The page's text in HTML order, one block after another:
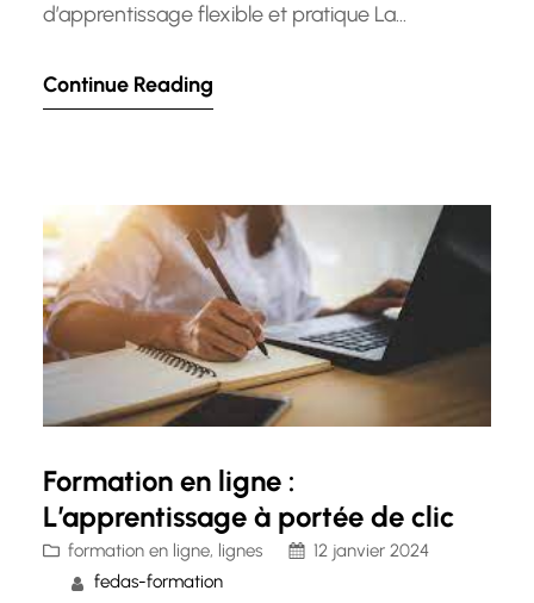
d’apprentissage flexible et pratique La
toute entreprise, mais il peut parfois être difficile
comptabilité à distance, une solution moderne
et…
Continue Reading
Formation en ligne :
L’apprentissage à portée de clic
formation en ligne, lignes
12 janvier 2024
fedas-formation